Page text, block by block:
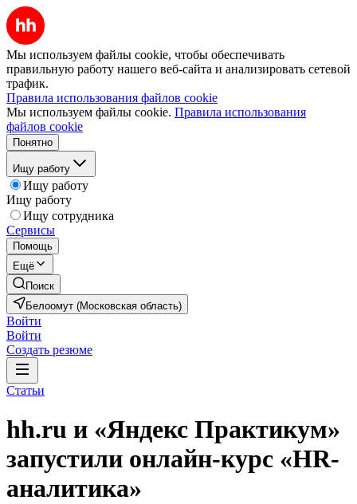
Мы используем файлы cookie, чтобы обеспечивать
правильную работу нашего веб-сайта и анализировать сетевой
трафик.
Правила использования файлов cookie
Мы используем файлы cookie. Правила использования
файлов cookie
Понятно
Ищу работу
Ищу работу
Ищу работу
Ищу сотрудника
Сервисы
Помощь
Ещё
Поиск
Белоомут (Московская область)
Войти
Войти
Создать резюме
Статьи
hh.ru и «Яндекс Практикум»
запустили онлайн-курс «HR-
аналитика»